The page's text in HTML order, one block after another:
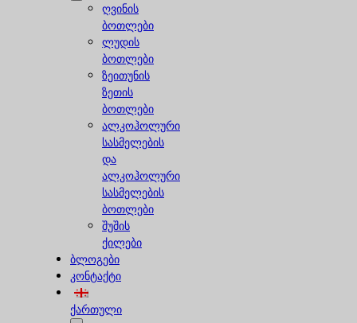
ღვინის
ბოთლები
ლუდის
ბოთლები
ზეითუნის
ზეთის
ბოთლები
ალკოჰოლური
სასმელების
და
ალკოჰოლური
სასმელების
ბოთლები
შუშის
ქილები
ბლოგები
კონტაქტი
ქართული